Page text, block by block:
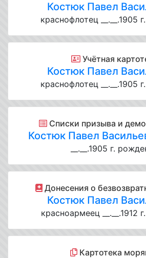
Костюк Павел
краснофлотец __.__.1905
Учётная
Костюк Павел
краснофлотец __.__.1905
Списки призыва и
Костюк Павел
__.__.1905 г.
Донесения о
Костюк Павел
красноармеец __.__.1912
Картотека